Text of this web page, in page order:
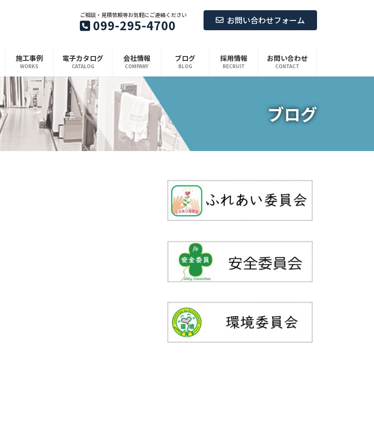
ご相談・見積依頼等お気軽にご連絡ください
099-295-4700 お問い合わせフォーム
施工事例
WORKS
電子カタログ
CATALOG
会社情報
COMPANY
ブログ
BLOG
採用情報
RECRUIT
お問い合わせ
CONTACT
ブログ